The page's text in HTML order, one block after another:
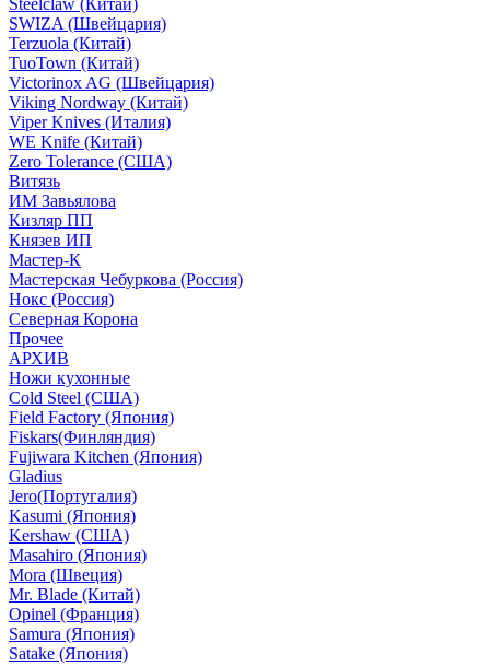
Steelclaw (Китай)
SWIZA (Швейцария)
Terzuola (Китай)
TuoTown (Китай)
Victorinox AG (Швейцария)
Viking Nordway (Китай)
Viper Knives (Италия)
WE Knife (Китай)
Zero Tolerance (США)
Витязь
ИМ Завьялова
Кизляр ПП
Князев ИП
Мастер-К
Мастерская Чебуркова (Россия)
Нокс (Россия)
Северная Корона
Прочее
АРХИВ
Ножи кухонные
Cold Steel (США)
Field Factory (Япония)
Fiskars(Финляндия)
Fujiwara Kitchen (Япония)
Gladius
Jero(Португалия)
Kasumi (Япония)
Kershaw (США)
Masahiro (Япония)
Mora (Швеция)
Mr. Blade (Китай)
Opinel (Франция)
Samura (Япония)
Satake (Япония)